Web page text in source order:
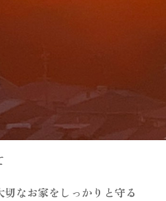
なお家をしっかりと守る